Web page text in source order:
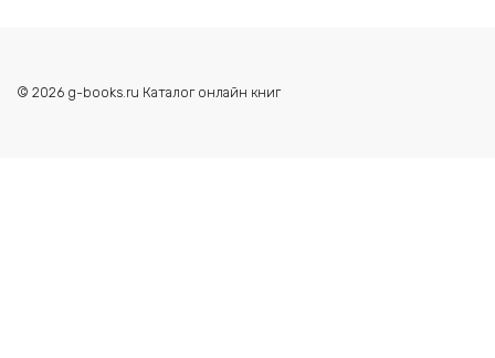
© 2026 g-books.ru Каталог онлайн книг